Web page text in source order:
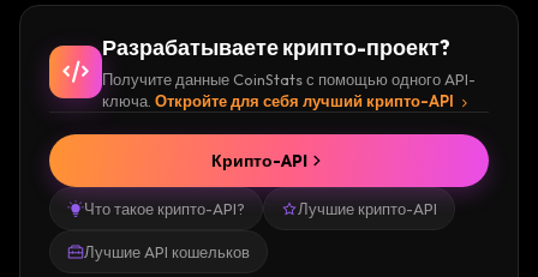
Разрабатываете крипто-проект?
Получите данные CoinStats с помощью одного API-
ключа. Откройте для себя лучший крипто-API
Что такое крипто-API? Лучшие крипто-API
Лучшие API кошельков
Крипто-API